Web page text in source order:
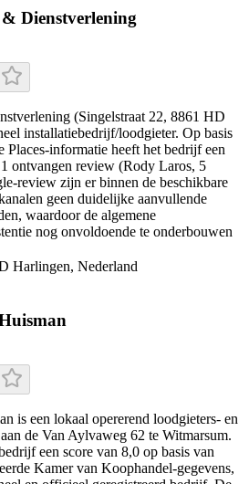
Dienstverlening
(Singelstraat 22, 8861 HD
installatiebedrijf/loodgieter. Op basis
Places-informatie heeft het bedrijf een
ontvangen review (Rody Laros, 5
review zijn er binnen de beschikbare
geen duidelijke aanvullende
waardoor de algemene
nog onvoldoende te onderbouwen
Harlingen, Nederland
is een lokaal opererend loodgieters- en
de Van Aylvaweg 62 te Witmarsum.
een score van 8,0 op basis van
Kamer van Koophandel‑gegevens,